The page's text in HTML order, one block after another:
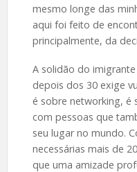
mesmo longe das
aqui foi feito de
principalmente, da
A solidão do
depois dos 30 exige
é sobre networking, é
com pessoas que
seu lugar no mundo.
necessárias mais de
que uma amizade